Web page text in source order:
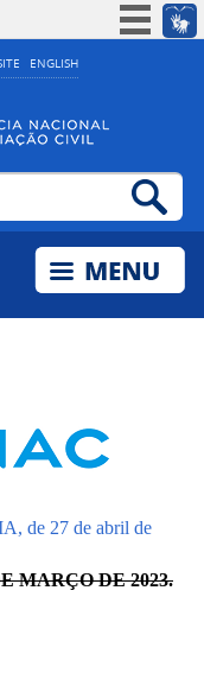
ENGLISH
Simplifique!
à informação
Legislação
de 27 de abril de
MARÇO DE 2023.